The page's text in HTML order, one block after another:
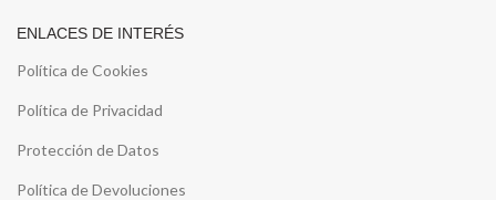
ENLACES DE INTERÉS
Política de Cookies
Política de Privacidad
Protección de Datos
Política de Devoluciones